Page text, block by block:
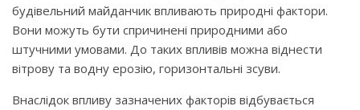
будівельний майданчик впливають природні фактори.
Вони можуть бути спричинені природними або
штучними умовами. До таких впливів можна віднести
вітрову та водну ерозію, горизонтальні зсуви.
Внаслідок впливу зазначених факторів відбувається